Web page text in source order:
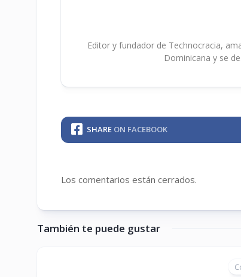
Editor y fundador de Technocracia,
Dominicana y se
SHARE ON FACEBOOK
Los comentarios están cerrados.
También te puede gustar